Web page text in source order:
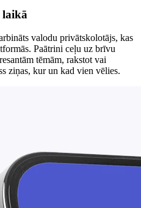
laikā
valodu privātskolotājs, kas
Paātrini ceļu uz brīvu
tēmām, rakstot vai
ziņas, kur un kad vien vēlies.